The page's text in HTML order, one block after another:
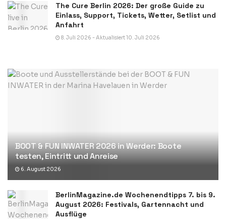
The Cure Berlin 2026: Der große Guide zu
Einlass, Support, Tickets, Wetter, Setlist und
Anfahrt
8. Juli 2026 - Aktualisiert 10. Juli 2026
BOOT & FUN INWATER 2026 in Werder: Boote
testen, Eintritt und Anreise
6. August 2026
BerlinMagazine.de Wochenendtipps 7. bis 9.
August 2026: Festivals, Gartennacht und
Ausflüge